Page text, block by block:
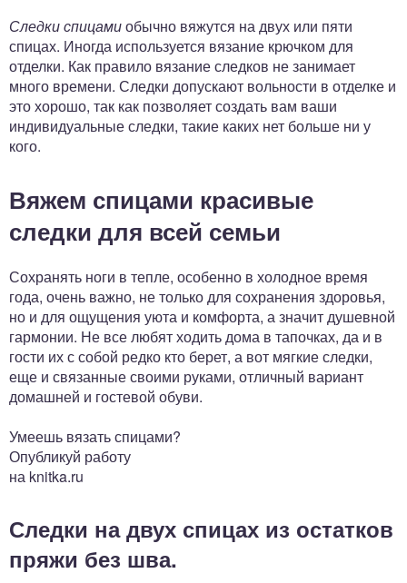
Следки спицамиобычно вяжутся на двух или пяти
спицах. Иногда используется вязание крючком для
отделки. Как правило вязание следков не занимает
много времени. Следки допускают вольности в отделке и
это хорошо, так как позволяет создать вам ваши
индивидуальные следки, такие каких нет больше ни у
кого.
Вяжем спицами красивые
следки для всей семьи
Сохранять ноги в тепле, особенно в холодное время
года, очень важно, не только для сохранения здоровья,
но и для ощущения уюта и комфорта, а значит душевной
гармонии. Не все любят ходить дома в тапочках, да и в
гости их с собой редко кто берет, а вот мягкие следки,
еще и связанные своими руками, отличный вариант
домашней и гостевой обуви.
Умеешь вязать спицами?
Опубликуй работу
на knitka.ru
Следки на двух спицах из остатков
пряжи без шва.